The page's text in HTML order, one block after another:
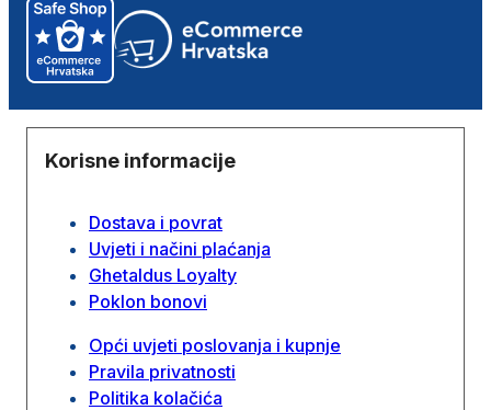
Korisne informacije
Dostava i povrat
Uvjeti i načini plaćanja
Ghetaldus Loyalty
Poklon bonovi
Opći uvjeti poslovanja i kupnje
Pravila privatnosti
Politika kolačića